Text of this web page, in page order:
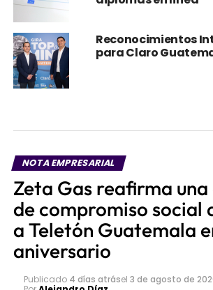
Reconocimientos
para Claro
NOTA EMPRESARIAL
Zeta Gas reafirma
de compromiso social
a Teletón Guatemala
aniversario
Publicado 4 días atrásel 3 de agosto de